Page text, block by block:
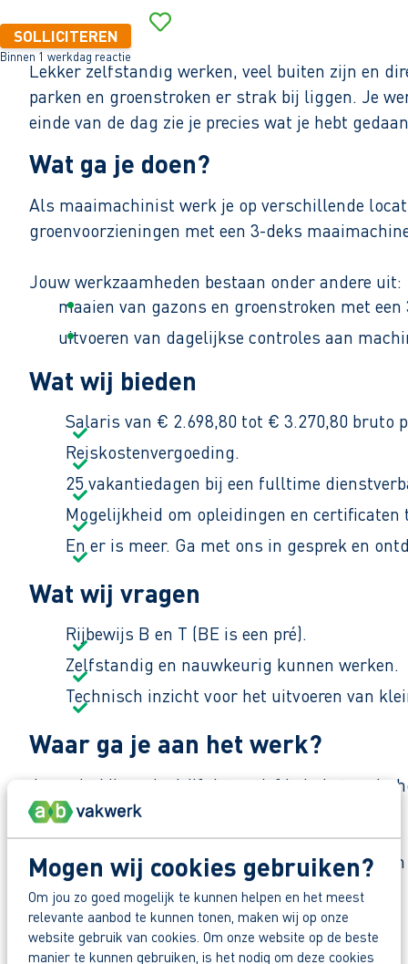
Mogen wij cookies gebruiken?
Om jou zo goed mogelijk te kunnen helpen en het meest
relevante aanbod te kunnen tonen, maken wij op onze
website gebruik van cookies. Om onze website op de beste
manier te kunnen gebruiken, is het nodig om deze cookies
SOLLICITEREN
Binnen 1 werkdag reactie
Lekker zelfstandig werken, veel buiten zijn en
parken en groenstroken er strak bij liggen. Je
einde van de dag zie je precies wat je hebt
Wat ga je doen?
Als maaimachinist werk je op verschillende
groenvoorzieningen met een 3-deks
Jouw werkzaamheden bestaan onder andere uit:
maaien van gazons en groenstroken met
uitvoeren van dagelijkse controles aan
signaleren van storingen en kleine
zorgen voor een veilige en nette
ondersteunen bij andere
Je werkt van maandag tot en met vrijdag van
en gladheidbestrijding.
Wat wij bieden
Salaris van € 2.698,80 tot € 3.270,80 bruto
Reiskostenvergoeding.
25 vakantiedagen bij een fulltime
Mogelijkheid om opleidingen en certificaten
En er is meer. Ga met ons in gesprek en
Wat wij vragen
Rijbewijs B en T (BE is een pré).
Zelfstandig en nauwkeurig kunnen werken.
Technisch inzicht voor het uitvoeren van
Waar ga je aan het werk?
Je werkt bij een bedrijf dat actief is in het
woonwijken en bedrijfsterreinen onderhouden.
De werksfeer is praktisch en nuchter. "We
Zo maak je werk van jouw toekomst
Reageer nu op deze vacature. Al binnen 1
Deel deze vacature: